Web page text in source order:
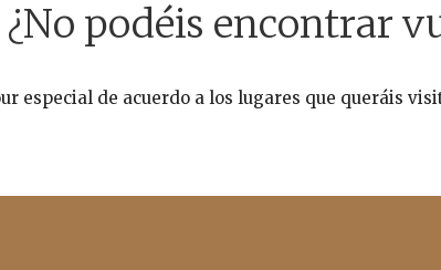
¿No podéis encontrar
especial de acuerdo a los lugares que queráis